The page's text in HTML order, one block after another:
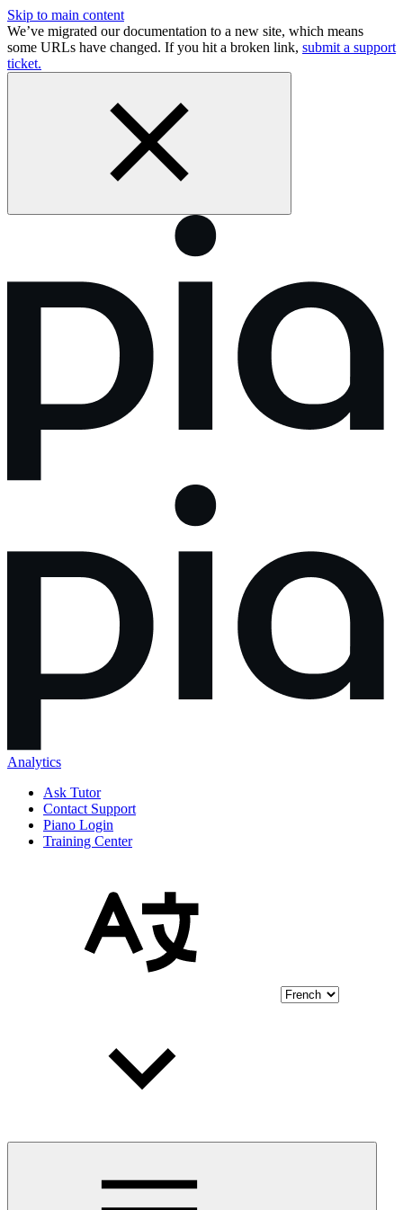
Skip to main content
We’ve migrated our documentation to a new site, which means
some URLs have changed. If you hit a broken link, submit a support
ticket.
Analytics
Ask Tutor
Contact Support
Piano Login
Training Center